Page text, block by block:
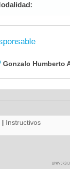
Gonzalo Humberto
| Instructivos